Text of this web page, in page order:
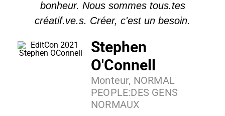
bonheur. Nous sommes tous.tes
créatif.ve.s. Créer, c'est un besoin.
Stephen
O'Connell
Monteur, NORMAL
PEOPLE:DES GENS
NORMAUX